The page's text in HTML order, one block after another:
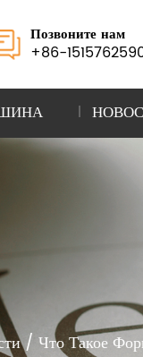
Позвоните нам
+86-
/Что Такое